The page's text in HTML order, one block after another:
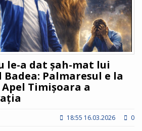
le-a dat șah-mat lui
Badea: Palmaresul e la
Apel Timișoara a
18:55 16.03.2026 0